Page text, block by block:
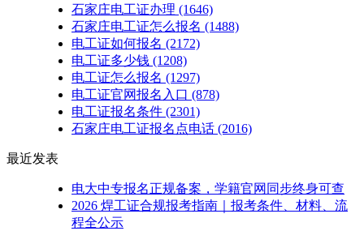
石家庄电工证办理 (1646)
石家庄电工证怎么报名 (1488)
电工证如何报名 (2172)
电工证多少钱 (1208)
电工证怎么报名 (1297)
电工证官网报名入口 (878)
电工证报名条件 (2301)
石家庄电工证报名点电话 (2016)
最近发表
电大中专报名正规备案，学籍官网同步终身可查
2026 焊工证合规报考指南｜报考条件、材料、流
程全公示